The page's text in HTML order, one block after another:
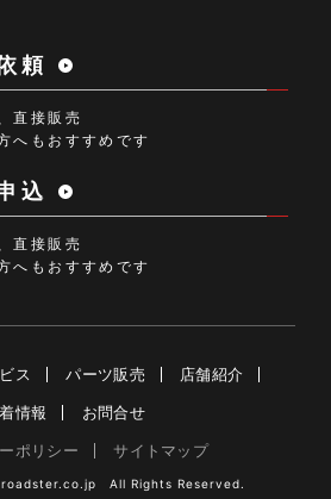
頼
直接販売
へもおすすめです
込
直接販売
へもおすすめです
ス パーツ販売
店舗紹介
情報
お問合せ
ポリシー
サイトマップ
All Rights Reserved.